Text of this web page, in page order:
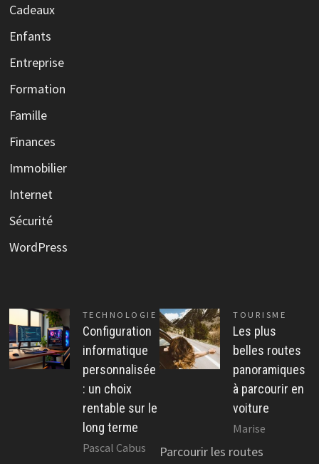
Cadeaux
Enfants
Entreprise
Formation
Famille
Finances
Immobilier
Internet
Sécurité
WordPress
TECHNOLOGIE
Configuration
informatique
personnalisée
: un choix
rentable sur le
long terme
Pascal Cabus
TOURISME
Les plus
belles routes
panoramiques
à parcourir en
voiture
Marise
Parcourir les routes